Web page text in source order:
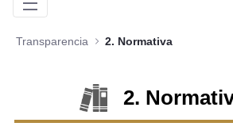
Transparencia 2. Normativa
2.